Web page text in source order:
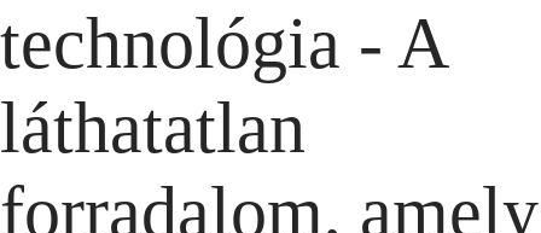
technológia - A
láthatatlan
forradalom, amely